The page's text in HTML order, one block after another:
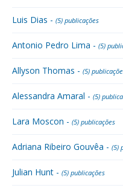
Luis Dias - (5) publicações
Antonio Pedro Lima - (5)
Allyson Thomas - (5)
Alessandra Amaral - (5)
Lara Moscon - (5) publicações
Adriana Ribeiro Gouvêa - (5)
Julian Hunt - (5) publicações